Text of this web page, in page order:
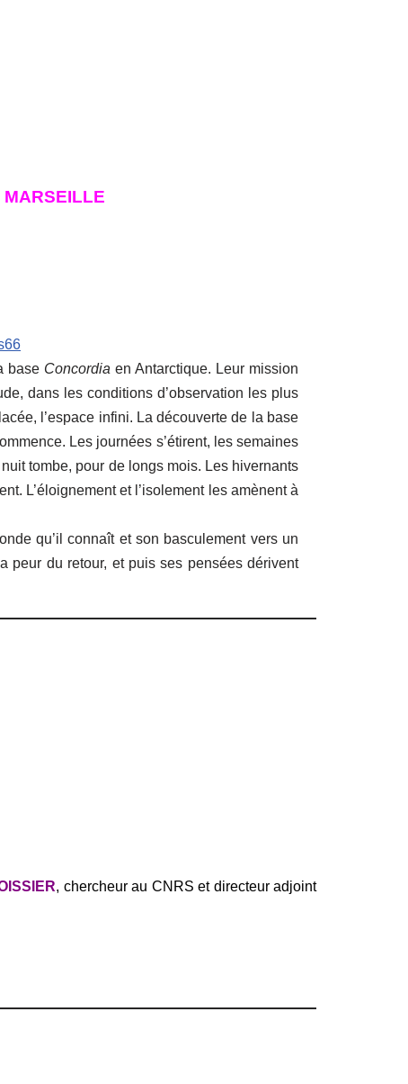
MARSEILLE
base Concordia en Antarctique. Leur mission
dans les conditions d’observation les plus
l’espace infini. La découverte de la base
Les journées s’étirent, les semaines
tombe, pour de longs mois. Les hivernants
L’éloignement et l’isolement les amènent à
qu’il connaît et son basculement vers un
peur du retour, et puis ses pensées dérivent
, chercheur au CNRS et directeur adjoint